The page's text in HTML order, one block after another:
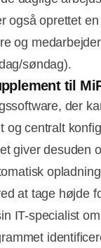
også oprettet
og
søndag).
til
der
og centralt
giver desuden
at tage højde
IT-specialist